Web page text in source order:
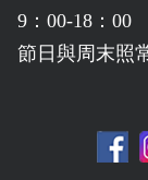
9：00-18：00
節日與周末照